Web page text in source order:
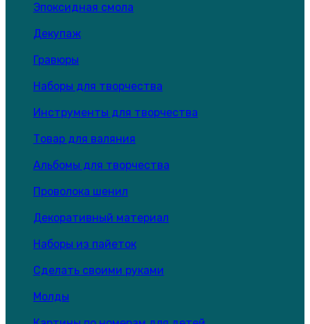
Эпоксидная смола
Декупаж
Гравюры
Наборы для творчества
Инструменты для творчества
Товар для валяния
Альбомы для творчества
Проволока шенил
Декоративный материал
Наборы из пайеток
Сделать своими руками
Молды